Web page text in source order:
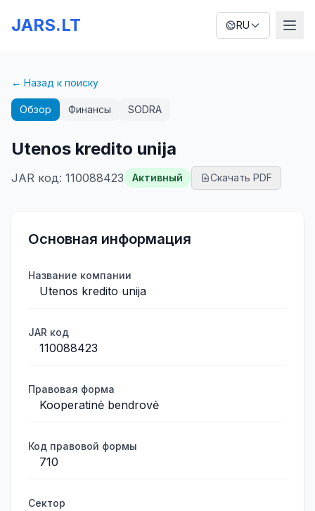
JARS.LT RU
← Назад к поиску
Обзор Финансы SODRA
Utenos kredito unija
JAR код: 110088423 Активный Скачать PDF
Основная информация
Название компании
Utenos kredito unija
JAR код
110088423
Правовая форма
Kooperatinė bendrovė
Код правовой формы
710
Сектор